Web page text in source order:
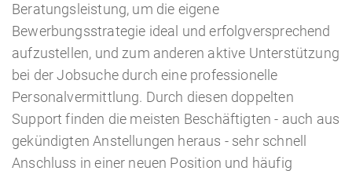
Beratungsleistung, um die eigene
Bewerbungsstrategie ideal und erfolgversprechend
aufzustellen, und zum anderen aktive Unterstützung
bei der Jobsuche durch eine professionelle
Personalvermittlung. Durch diesen doppelten
Support finden die meisten Beschäftigten - auch aus
gekündigten Anstellungen heraus - sehr schnell
Anschluss in einer neuen Position und häufig